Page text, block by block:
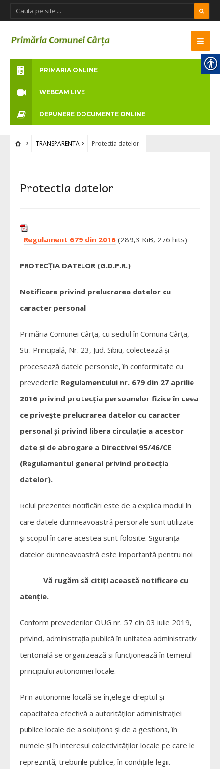
PRIMARIA ONLINE
WEBCAM LIVE
DEPUNERE DOCUMENTE ONLINE
TRANSPARENTA Protectia datelor
Protectia datelor
Regulament 679 din 2016 (289,3 KiB, 276 hits)
PROTECȚIA DATELOR (G.D.P.R.)
Notificare privind prelucrarea datelor cu
caracter personal
Primăria Comunei Cârța, cu sediul în Comuna Cârța,
Str. Principală, Nr. 23, Jud. Sibiu, colectează şi
procesează datele personale, în conformitate cu
prevederile Regulamentului nr. 679 din 27 aprilie
2016 privind protecţia persoanelor fizice în ceea
ce priveşte prelucrarea datelor cu caracter
personal şi privind libera circulaţie a acestor
date şi de abrogare a Directivei 95/46/CE
(Regulamentul general privind protecţia
datelor).
Rolul prezentei notificări este de a explica modul în
care datele dumneavoastră personale sunt utilizate
şi scopul în care acestea sunt folosite. Siguranţa
datelor dumneavoastră este importantă pentru noi.
Vă rugăm să citiţi această notificare cu
atenţie.
Conform prevederilor OUG nr. 57 din 03 iulie 2019,
privind, administraţia publică în unitatea administrativ
teritorială se organizează şi funcţionează în temeiul
principiului autonomiei locale.
Prin autonomie locală se înţelege dreptul şi
capacitatea efectivă a autorităţilor administraţiei
publice locale de a soluţiona şi de a gestiona, în
numele şi în interesul colectivităţilor locale pe care le
reprezintă, treburile publice, în condiţiile legii.